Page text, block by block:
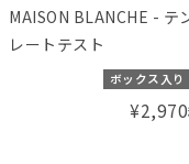
MAISON BLANCHE - テ
レートテスト
ボックス入り
¥2,970